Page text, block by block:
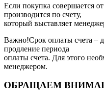
Если покупка совершается
производится по счету,
который выставляет
Важно!Срок оплаты счета –
продление периода
оплаты счета. Для этого
менеджером.
ОБРАЩАЕМ